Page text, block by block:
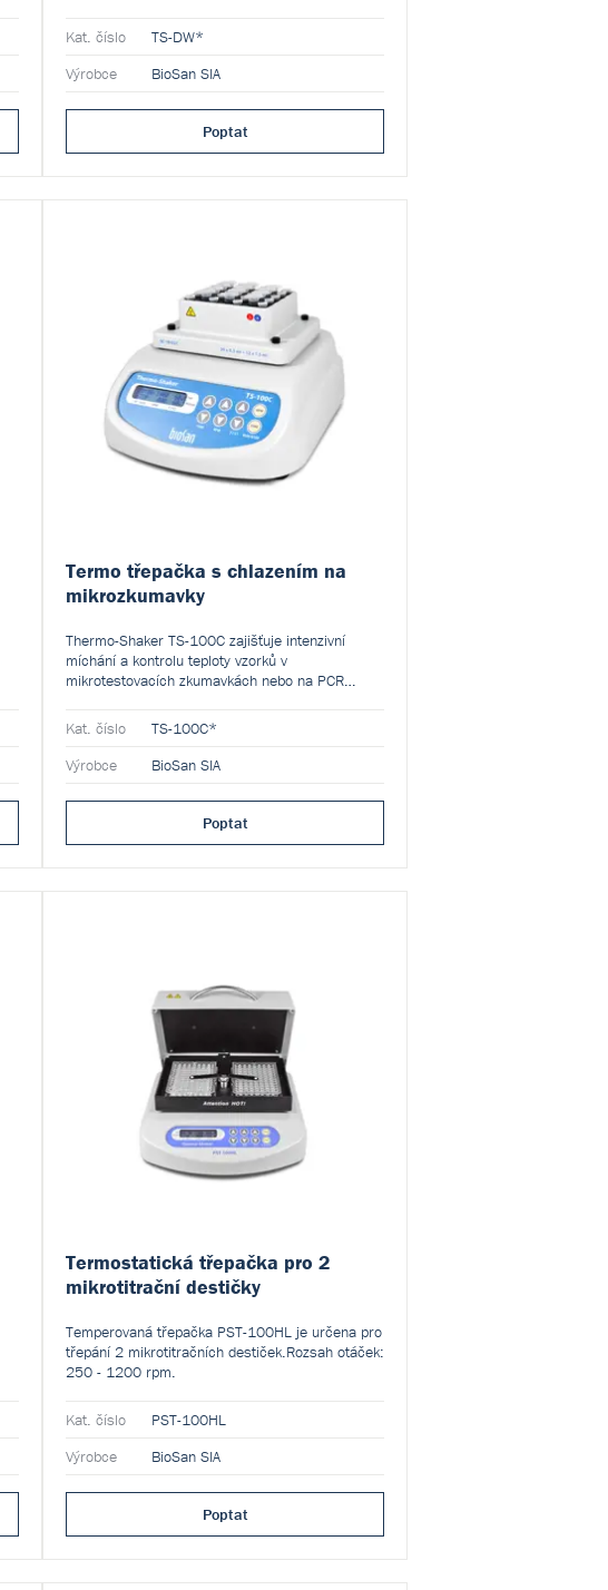
Kat. číslo
TS-DW*
Výrobce
BioSan SIA
Poptat
Termo třepačka s chlazením na
mikrozkumavky
Thermo-Shaker TS-100C zajišťuje intenzivní
míchání a kontrolu teploty vzorků v
mikrotestovacích zkumavkách nebo na PCR
Kat. číslo
TS-100C*
Výrobce
BioSan SIA
Poptat
Termostatická třepačka pro 2
mikrotitrační destičky
Temperovaná třepačka PST-100HL je určena pro
třepání 2 mikrotitračních destiček.Rozsah otáček:
250 - 1200 rpm.
Kat. číslo
PST-100HL
Výrobce
BioSan SIA
Poptat